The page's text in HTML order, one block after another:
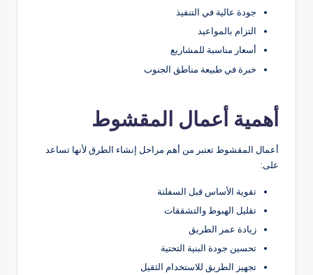
جودة عالية في التنفيذ
التزام بالمواعيد
أسعار مناسبة للمشاريع
خبرة في طبيعة مناطق الجنوب
أهمية أعمال المقشوط
أعمال المقشوط تعتبر من أهم مراحل إنشاء الطرق لأنها تساعد
على:
تقوية الأساس قبل السفلتة
تقليل الهبوط والتشققات
زيادة عمر الطريق
تحسين جودة البنية التحتية
تجهيز الطريق للاستخدام الثقيل